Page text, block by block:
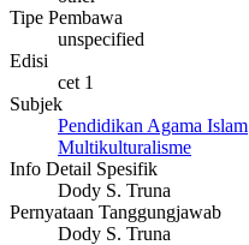
Tipe Pembawa
unspecified
Edisi
cet 1
Subjek
Pendidikan Agama Islam
Multikulturalisme
Info Detail Spesifik
Dody S. Truna
Pernyataan Tanggungjawab
Dody S. Truna